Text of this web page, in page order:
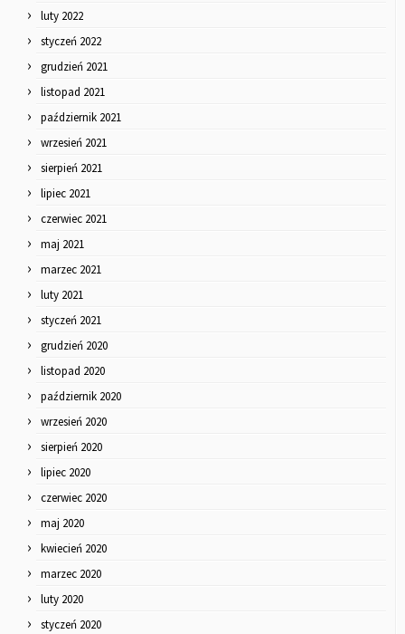
luty 2022
styczeń 2022
grudzień 2021
listopad 2021
październik 2021
wrzesień 2021
sierpień 2021
lipiec 2021
czerwiec 2021
maj 2021
marzec 2021
luty 2021
styczeń 2021
grudzień 2020
listopad 2020
październik 2020
wrzesień 2020
sierpień 2020
lipiec 2020
czerwiec 2020
maj 2020
kwiecień 2020
marzec 2020
luty 2020
styczeń 2020